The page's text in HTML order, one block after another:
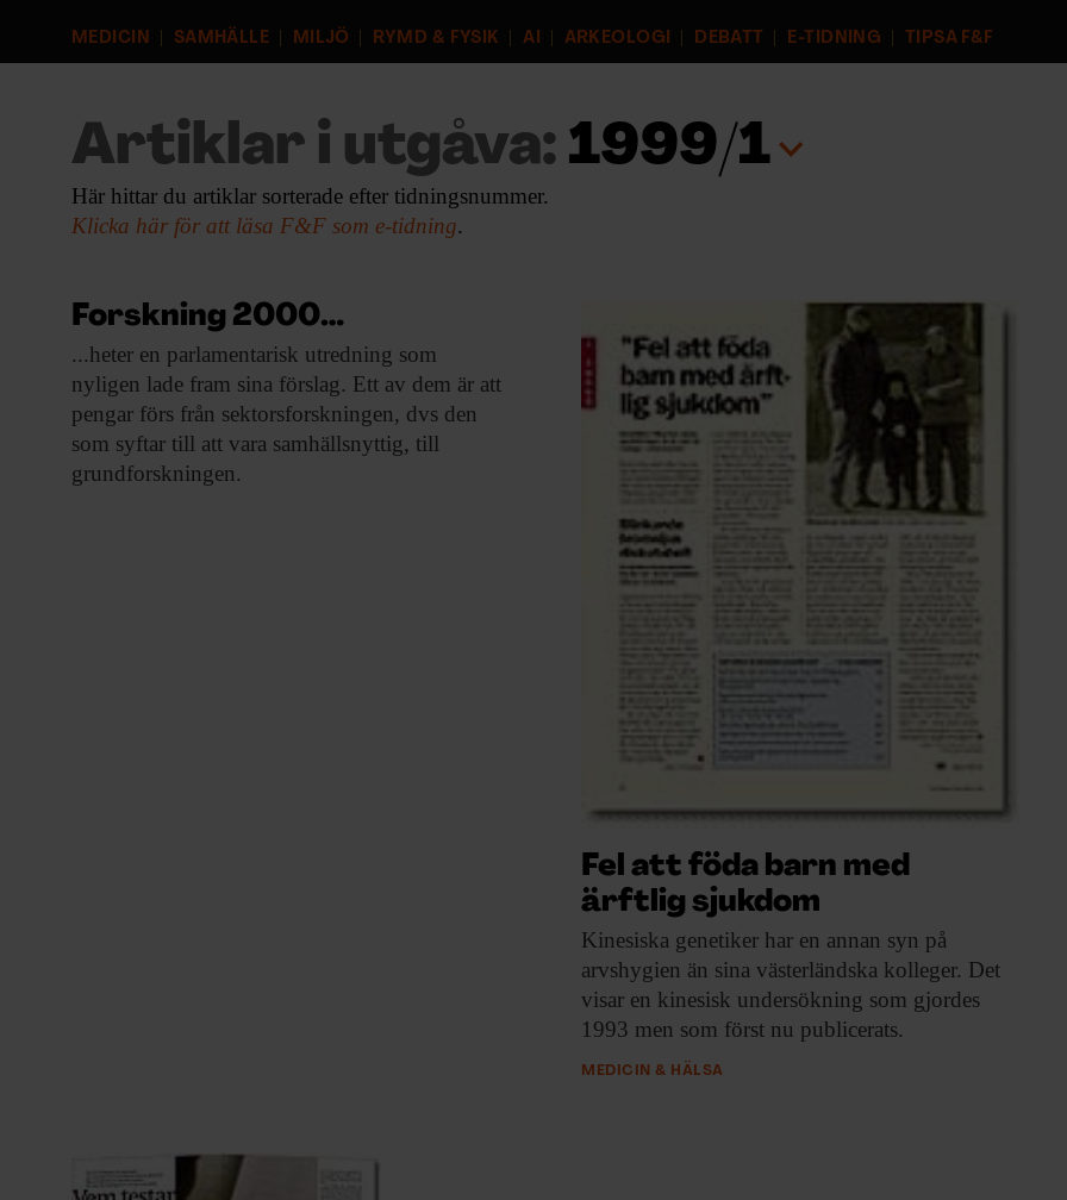
MEDICIN SAMHÄLLE MILJÖ RYMD & FYSIK AI ARKEOLOGI DEBATT E-TIDNING TIPSA F&F
EVENEMANG & RESOR
KONTAKTA F&F
SKRIV I F&F
ANNONSERA I F&F
OM F&F
Artiklar i utgåva: 1999/1
Här hittar du artiklar sorterade efter tidningsnummer.
Klicka här för att läsa F&F som e-tidning.
Forskning 2000…
...heter en parlamentarisk utredning som
nyligen lade fram sina förslag. Ett av dem är att
pengar förs från sektorsforskningen, dvs den
som syftar till att vara samhällsnyttig, till
grundforskningen.
Fel att föda barn med
ärftlig sjukdom
Kinesiska genetiker har en annan syn på
arvshygien än sina västerländska kolleger. Det
visar en kinesisk undersökning som gjordes
1993 men som först nu publicerats.
MEDICIN & HÄLSA